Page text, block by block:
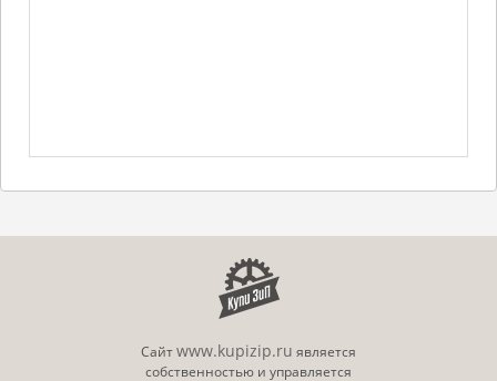
Сайтwww.kupizip.ru является
собственностью и управляется